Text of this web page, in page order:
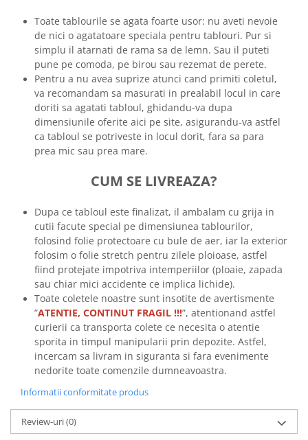
Toate tablourile se agata foarte usor: nu aveti nevoie
de nici o agatatoare speciala pentru tablouri. Pur si
simplu il atarnati de rama sa de lemn. Sau il puteti
pune pe comoda, pe birou sau rezemat de perete.
Pentru a nu avea suprize atunci cand primiti coletul,
va recomandam sa masurati in prealabil locul in care
doriti sa agatati tabloul, ghidandu-va dupa
dimensiunile oferite aici pe site, asigurandu-va astfel
ca tabloul se potriveste in locul dorit, fara sa para
prea mic sau prea mare.
CUM SE LIVREAZA?
Dupa ce tabloul este finalizat, il ambalam cu grija in
cutii facute special pe dimensiunea tablourilor,
folosind folie protectoare cu bule de aer, iar la exterior
folosim o folie stretch pentru zilele ploioase, astfel
fiind protejate impotriva intemperiilor (ploaie, zapada
sau chiar mici accidente ce implica lichide).
Toate coletele noastre sunt insotite de avertismente
”ATENTIE, CONTINUT FRAGIL !!!”, atentionand astfel
curierii ca transporta colete ce necesita o atentie
sporita in timpul manipularii prin depozite. Astfel,
incercam sa livram in siguranta si fara evenimente
nedorite toate comenzile dumneavoastra.
Informatii conformitate produs
Review-uri(0)